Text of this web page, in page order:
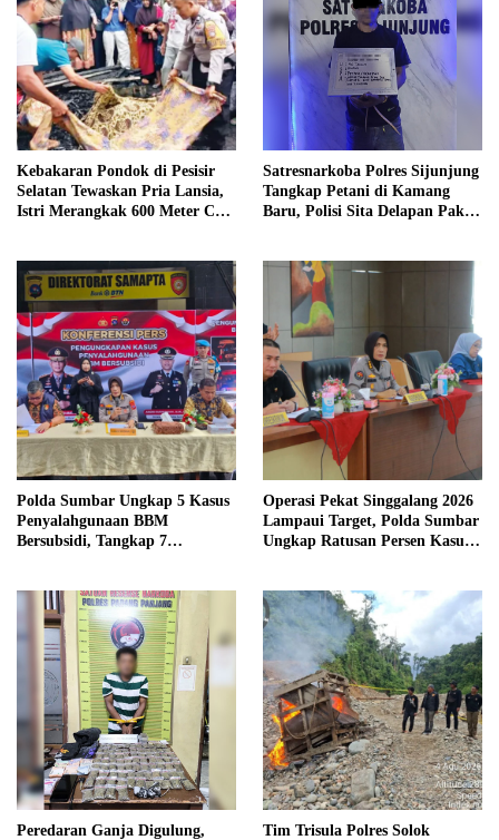
Kebakaran Pondok di Pesisir
Selatan Tewaskan Pria Lansia,
Istri Merangkak 600 Meter Cari
Satresnarkoba Polres Sijunjung
Tangkap Petani di Kamang
Baru, Polisi Sita Delapan Paket
Polda Sumbar Ungkap 5 Kasus
Penyalahgunaan BBM
Bersubsidi, Tangkap 7
Operasi Pekat Singgalang 2026
Lampaui Target, Polda Sumbar
Ungkap Ratusan Persen Kasus
Peredaran Ganja Digulung,
Tim Trisula Polres Solok